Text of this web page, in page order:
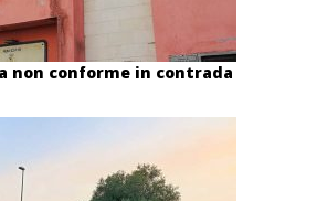
non conforme in contrada